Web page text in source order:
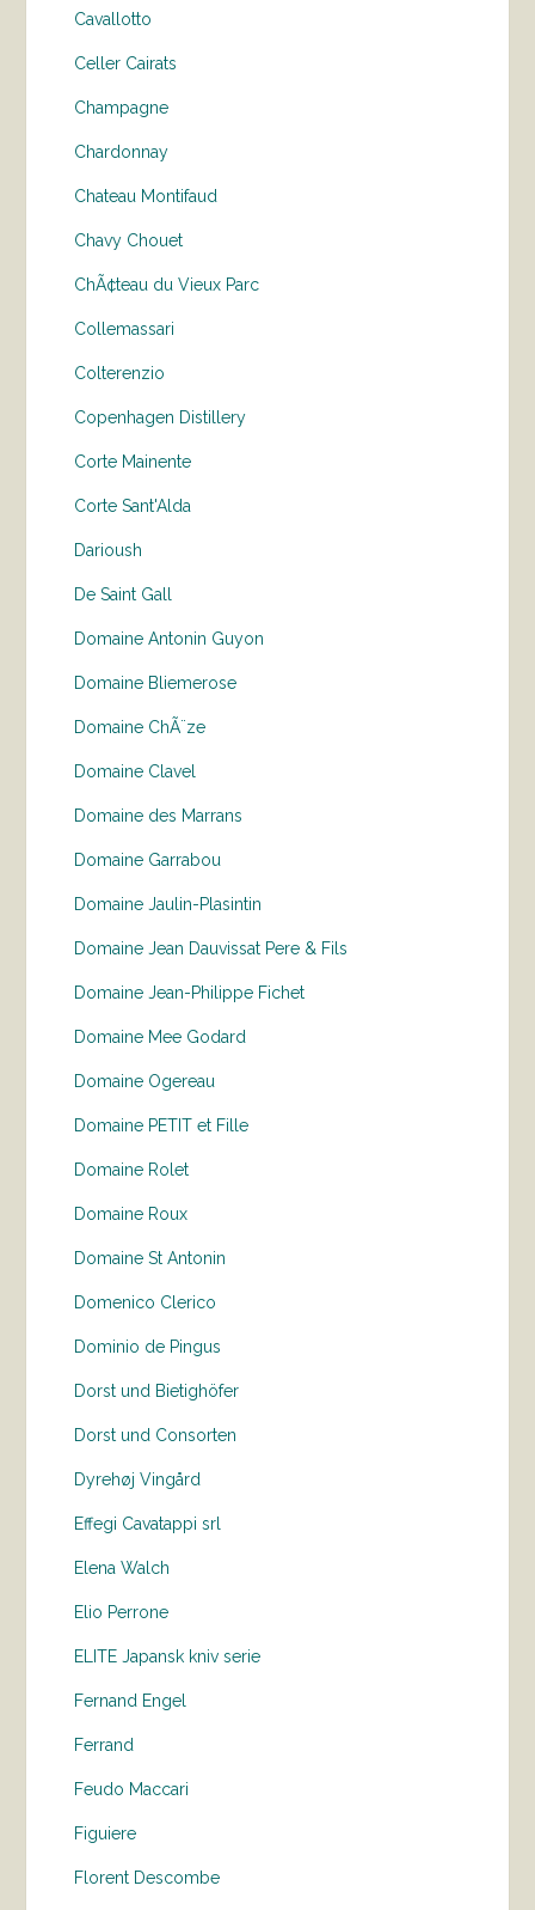
Cavallotto
Celler Cairats
Champagne
Chardonnay
Chateau Montifaud
Chavy Chouet
ChÃ¢teau du Vieux Parc
Collemassari
Colterenzio
Copenhagen Distillery
Corte Mainente
Corte Sant'Alda
Darioush
De Saint Gall
Domaine Antonin Guyon
Domaine Bliemerose
Domaine ChÃ¨ze
Domaine Clavel
Domaine des Marrans
Domaine Garrabou
Domaine Jaulin-Plasintin
Domaine Jean Dauvissat Pere & Fils
Domaine Jean-Philippe Fichet
Domaine Mee Godard
Domaine Ogereau
Domaine PETIT et Fille
Domaine Rolet
Domaine Roux
Domaine St Antonin
Domenico Clerico
Dominio de Pingus
Dorst und Bietighöfer
Dorst und Consorten
Dyrehøj Vingård
Effegi Cavatappi srl
Elena Walch
Elio Perrone
ELITE Japansk kniv serie
Fernand Engel
Ferrand
Feudo Maccari
Figuiere
Florent Descombe